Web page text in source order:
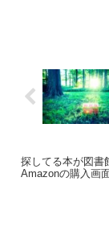
探してる本が図書
Amazonの購入画